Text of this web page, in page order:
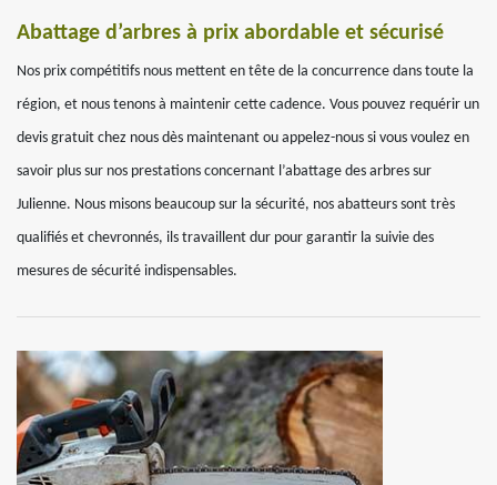
Abattage d’arbres à prix abordable et sécurisé
Nos prix compétitifs nous mettent en tête de la concurrence dans toute la
région, et nous tenons à maintenir cette cadence. Vous pouvez requérir un
devis gratuit chez nous dès maintenant ou appelez-nous si vous voulez en
savoir plus sur nos prestations concernant l’abattage des arbres sur
Julienne. Nous misons beaucoup sur la sécurité, nos abatteurs sont très
qualifiés et chevronnés, ils travaillent dur pour garantir la suivie des
mesures de sécurité indispensables.